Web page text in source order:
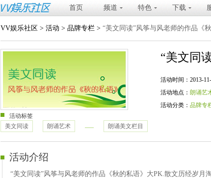
首页 频道 特色 下载
VV娱乐社区 > 活动 > 品牌专栏 > “美文同读”风筝与风老师的作品《秋
“美文同
活动时间：2013-
活动地点： 朗诵艺
活动分类： 品牌专
活动标签
美文同读
朗诵艺术 朗诵美文栏目
活动介绍
“美文同读”风筝与风老师的作品《秋的私语》大PK.散文历经岁月